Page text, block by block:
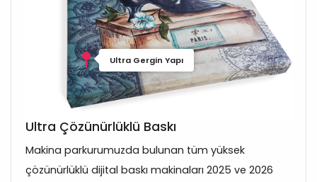
Ultra Gergin Yapı
Ultra Çözünürlüklü Baskı
Makina parkurumuzda bulunan tüm yüksek
çözünürlüklü dijital baskı makinaları 2025 ve 2026